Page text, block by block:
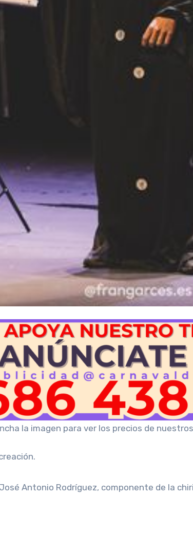
la imagen para ver los precios de
José Antonio Rodríguez, componente de la